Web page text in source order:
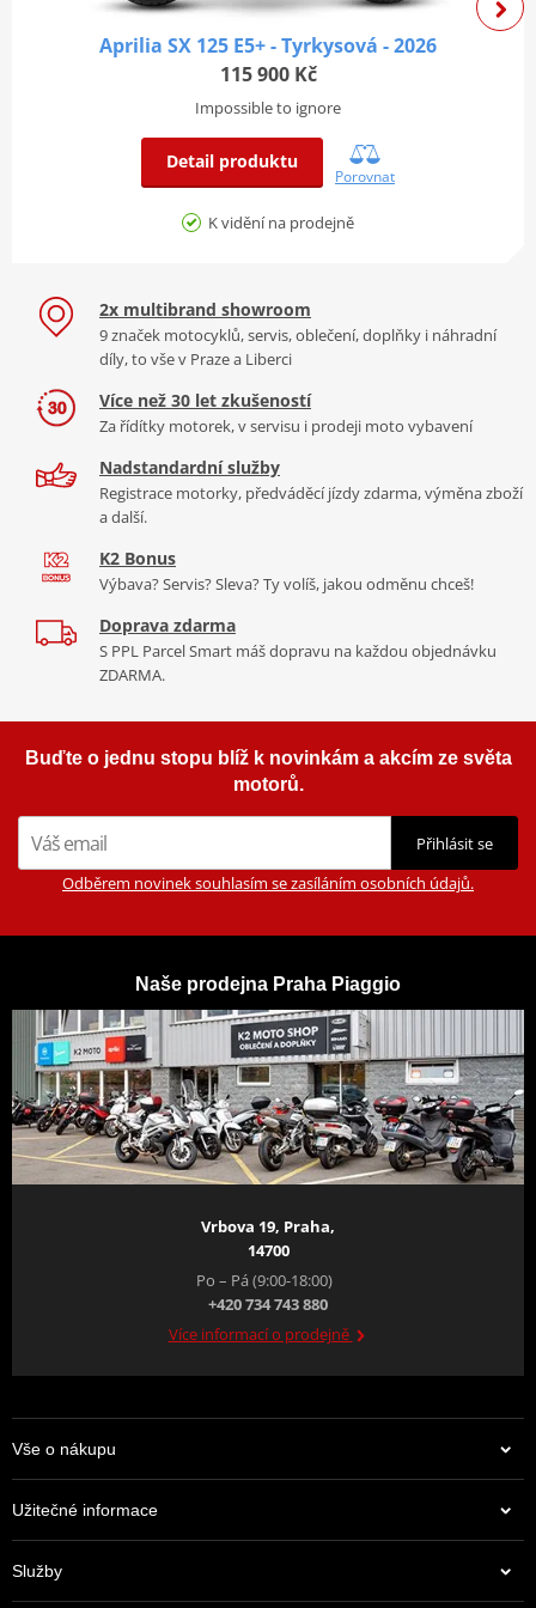
Filozofie modelu SX 125 spočívá v dokonalé rovnováze mezi
specializovaným výkonem a každodenním používáním. Agilní
podvozek promění městské prostředí v hřiště díky
čtyřventilovému, kapalinou chlazenému jednoválcovému motoru.
Je jedním z nejúčinnějších ve své třídě a je navržen tak, aby
Kompaktní barevný digitální přístrojový panel poskytuje jasné a
podrobné údaje o vašem motocyklu během jízdy. Přední část se
nezaměnitelný charakter, který odpovídá stylu městských
port USB (k dispozici jako volitelná výbava), abyste měli vždy
Aprilia SX 125 nikdy nezůstane bez povšimnutí. Její karoserie,
plynule se rozšiřující od přední části k zadní v horizontálním
směru, se inspiruje nejnovějšími motardovými trendy a dodává jí
vidlici a celý rám a kontrastuje s matně černým krytem výfuku.
2145 x 820 x 1180
mm
220 mm
Objem palivové nádrže
7 litrů
Dvojitý hliníkový rám
Aprilia SX 125 E5+ - Tyrkysová - 2026
115 900 Kč
Impossible to ignore
Detail produktu
Porovnat
K vidění na prodejně
2x multibrand showroom
9 značek motocyklů, servis, oblečení, doplňky i náhradní
díly, to vše v Praze a Liberci
Více než 30 let zkušeností
Za řídítky motorek, v servisu i prodeji moto vybavení
Nadstandardní služby
Registrace motorky, předváděcí jízdy zdarma, výměna zboží
a další.
K2 Bonus
Výbava? Servis? Sleva? Ty volíš, jakou odměnu chceš!
Doprava zdarma
S PPL Parcel Smart máš dopravu na každou objednávku
ZDARMA.
Buďte o jednu stopu blíž k novinkám a akcím ze světa
motorů.
Přihlásit se
Odběrem novinek souhlasím se zasíláním osobních údajů.
Naše prodejna Praha Piaggio
Vrbova 19, Praha,
14700
Po – Pá (9:00-18:00)
+420 734 743 880
Více informací o prodejně
Vše o nákupu
Užitečné informace
Služby